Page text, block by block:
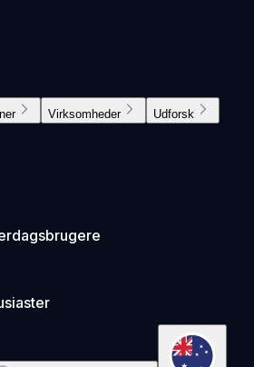
Virksomheder Udforsk